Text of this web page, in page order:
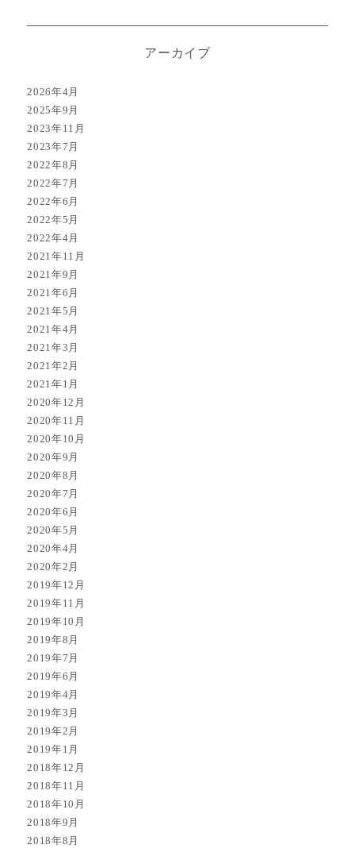
ン
アーカイブ
2026年4月
2025年9月
2023年11月
2023年7月
2022年8月
2022年7月
2022年6月
2022年5月
2022年4月
2021年11月
2021年9月
2021年6月
2021年5月
2021年4月
2021年3月
2021年2月
2021年1月
2020年12月
2020年11月
2020年10月
2020年9月
2020年8月
2020年7月
2020年6月
2020年5月
2020年4月
2020年2月
2019年12月
2019年11月
2019年10月
2019年8月
2019年7月
2019年6月
2019年4月
2019年3月
2019年2月
2019年1月
2018年12月
2018年11月
2018年10月
2018年9月
2018年8月